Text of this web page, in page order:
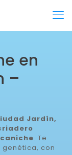
en
–
Jardín,
. Te
con